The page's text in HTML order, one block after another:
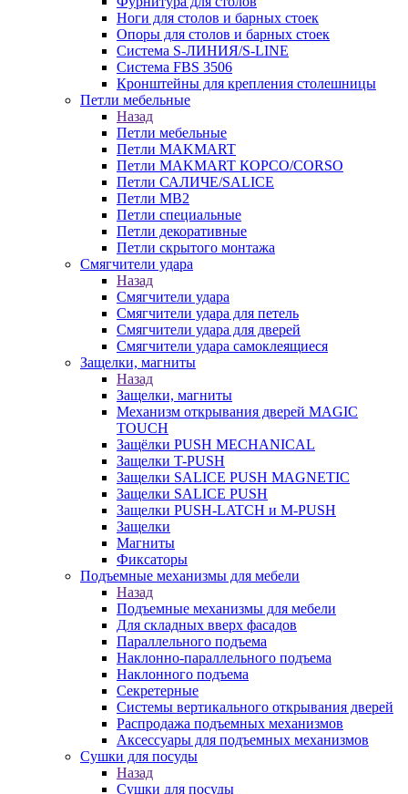
Ноги для столов и барных стоек
Опоры для столов и барных стоек
Система S-ЛИНИЯ/S-LINE
Система FBS 3506
Кронштейны для крепления столешницы
Петли мебельные
Назад
Петли мебельные
Петли MAKMART
Петли MAKMART КОРСО/CORSO
Петли САЛИЧЕ/SALICE
Петли MB2
Петли специальные
Петли декоративные
Петли скрытого монтажа
Смягчители удара
Назад
Смягчители удара
Смягчители удара для петель
Смягчители удара для дверей
Cмягчители удара самоклеящиеся
Защелки, магниты
Назад
Защелки, магниты
Механизм открывания дверей MAGIC
TOUCH
Защёлки PUSH MECHANICAL
Защелки T-PUSH
Защелки SALICE PUSH MAGNETIC
Защелки SALICE PUSH
Защелки PUSH-LATCH и M-PUSH
Защелки
Магниты
Фиксаторы
Подъемные механизмы для мебели
Назад
Подъемные механизмы для мебели
Для складных вверх фасадов
Параллельного подъема
Наклонно-параллельного подъема
Наклонного подъема
Секретерные
Системы вертикального открывания дверей
Распродажа подъемных механизмов
Аксессуары для подъемных механизмов
Сушки для посуды
Назад
Сушки для посуды